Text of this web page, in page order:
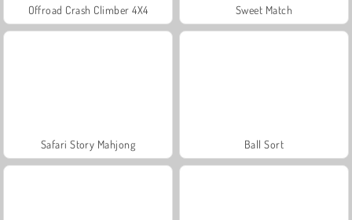
Offroad Crash Climber 4X4 Sweet Match
Safari Story Mahjong Ball Sort